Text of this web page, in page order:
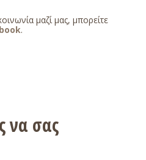
μαζί μας, μπορείτε
.
να σας